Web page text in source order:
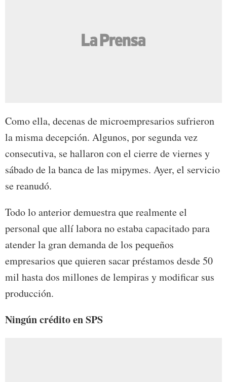
Como ella, decenas de microempresarios sufrieron
la misma decepción. Algunos, por segunda vez
consecutiva, se hallaron con el cierre de viernes y
sábado de la banca de las mipymes. Ayer, el servicio
se reanudó.
Todo lo anterior demuestra que realmente el
personal que allí labora no estaba capacitado para
atender la gran demanda de los pequeños
empresarios que quieren sacar préstamos desde 50
mil hasta dos millones de lempiras y modificar sus
producción.
Ningún crédito en SPS